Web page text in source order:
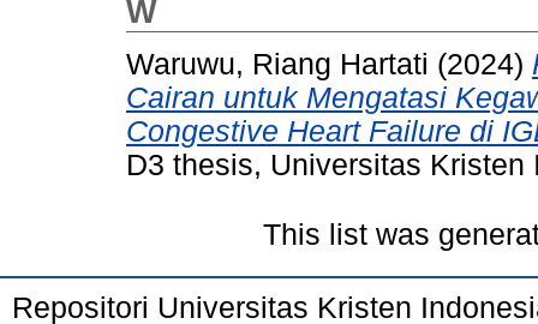
W
Waruwu, Riang Hartati (2024)
Cairan untuk Mengatasi
Congestive Heart Failure di
D3 thesis, Universitas Kristen
This list was
Repositori Universitas Kristen